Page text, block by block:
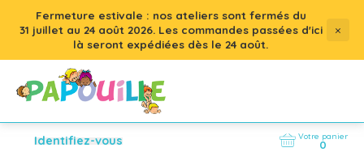
Fermeture estivale : nos ateliers sont fermés du
31 juillet au 24 août 2026. Les commandes passées d'ici
là seront expédiées dès le 24 août.
×
Identifiez-vous Votre panier
0